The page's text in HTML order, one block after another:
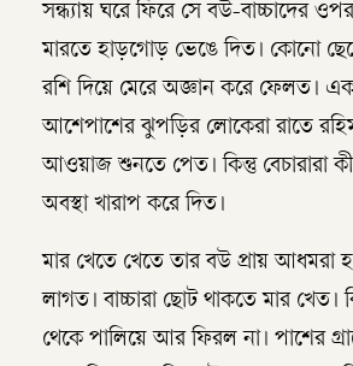
সন্ধ্যায় ঘরে ফিরে সে বউ-বাচ্চাদের
মারতে হাড়গোড় ভেঙে দিত। কোনো
রশি দিয়ে মেরে অজ্ঞান করে ফেলত।
আশেপাশের ঝুপড়ির লোকেরা রাতে রহিম
আওয়াজ শুনতে পেত। কিন্তু বেচারারা
অবস্থা খারাপ করে দিত।
মার খেতে খেতে তার বউ প্রায় আধমরা
লাগত। বাচ্চারা ছোট থাকতে মার
থেকে পালিয়ে আর ফিরল না। পাশের